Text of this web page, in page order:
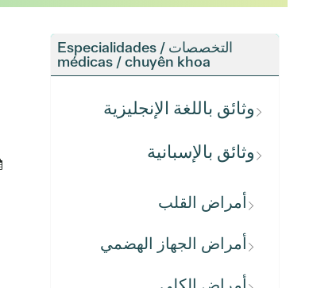
التخصصات / Especialidades
médicas / chuyên khoa
وثائق باللغة الإنجليزية
وثائق بالإسبانية
أمراض القلب
أمراض الجهاز الهضمي